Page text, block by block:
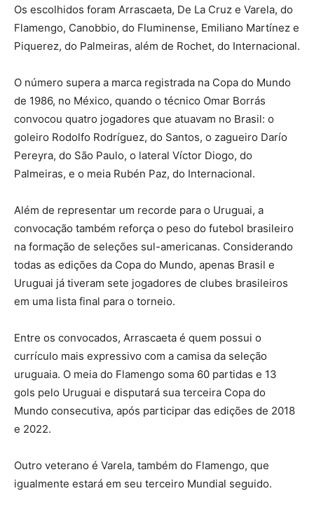
Os escolhidos foram Arrascaeta, De La Cruz e Varela, do
Flamengo, Canobbio, do Fluminense, Emiliano Martínez e
Piquerez, do Palmeiras, além de Rochet, do Internacional.
O número supera a marca registrada na Copa do Mundo
de 1986, no México, quando o técnico Omar Borrás
convocou quatro jogadores que atuavam no Brasil: o
goleiro Rodolfo Rodríguez, do Santos, o zagueiro Darío
Pereyra, do São Paulo, o lateral Víctor Diogo, do
Palmeiras, e o meia Rubén Paz, do Internacional.
Além de representar um recorde para o Uruguai, a
convocação também reforça o peso do futebol brasileiro
na formação de seleções sul-americanas. Considerando
todas as edições da Copa do Mundo, apenas Brasil e
Uruguai já tiveram sete jogadores de clubes brasileiros
em uma lista final para o torneio.
Entre os convocados, Arrascaeta é quem possui o
currículo mais expressivo com a camisa da seleção
uruguaia. O meia do Flamengo soma 60 partidas e 13
gols pelo Uruguai e disputará sua terceira Copa do
Mundo consecutiva, após participar das edições de 2018
e 2022.
Outro veterano é Varela, também do Flamengo, que
igualmente estará em seu terceiro Mundial seguido.